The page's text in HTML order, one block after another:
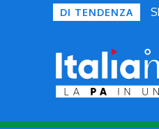
DI TENDENZA